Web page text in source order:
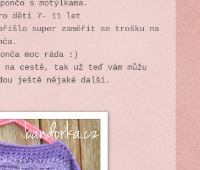
s motýlkama.
děti 7- 11 let
super zaměřit se trošku na
moc ráda :)
cestě, tak už teď vám můžu
ještě nějaké další.